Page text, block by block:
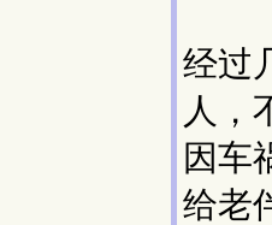
经过
人，
因车
给老